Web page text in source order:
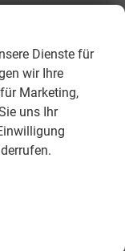
Dienste für
wir Ihre
Marketing,
uns Ihr